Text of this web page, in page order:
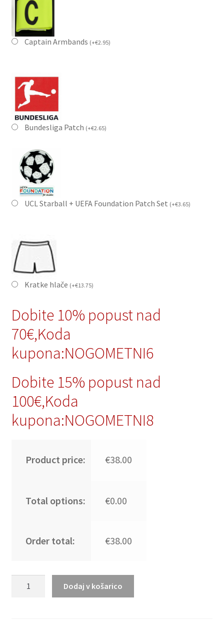
Captain Armbands (+€2.95)
Bundesliga Patch (+€2.65)
UCL Starball + UEFA Foundation Patch Set (+€3.65)
Kratke hlače (+€13.75)
Dobite 10% popust nad
70€,Koda
kupona:NOGOMETNI6
Dobite 15% popust nad
100€,Koda
kupona:NOGOMETNI8
Product price: €38.00
Total options: €0.00
Order total: €38.00
Dodaj v košarico